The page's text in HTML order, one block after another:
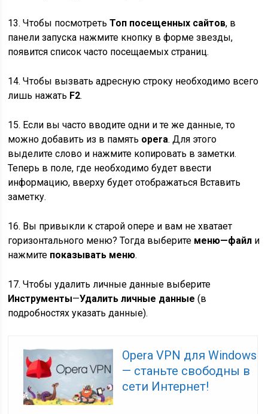
13. Чтобы посмотретьТоп посещенных сайтов, в
панели запуска нажмите кнопку в форме звезды,
появится список часто посещаемых страниц.
14. Чтобы вызвать адресную строку необходимо всего
лишь нажать F2.
15. Если вы часто вводите одни и те же данные, то
можно добавить из в память opera. Для этого
выделите слово и нажмите копировать в заметки.
Теперь в поле, где необходимо будет ввести
информацию, вверху будет отображаться Вставить
заметку.
16. Вы привыкли к старой опере и вам не хватает
горизонтального меню? Тогда выберите меню—файл и
нажмите показывать меню.
17. Чтобы удалить личные данные выберите
Инструменты—Удалить личные данные (в
подробностях указать данные).
Opera VPN для Windows
— станьте свободны в
сети Интернет!